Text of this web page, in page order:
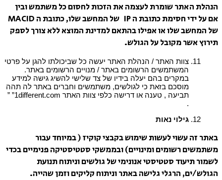
הנהלת האתר שומרת לעצמה את הזכות לחסום כל משתמש ובין
של המחשב שלו או אפילו בהתאם למדינת המוצא ללא צורך לספק
תירוץ אשר מקובל על הגולש.
צוות האתר / הנהלת האתר יעשה כל שביכולתו להגן על פרטי
המשתמשים הרשומים באתר / מנויים הרשומים באתר.
במקרים בהם יעלה בידיו של צד שלישי להשיג גישה למידע
מוסכם בזאת כי לגולשים, משתמשים וחברים באתר לה תהה
תביעה , טענה או דרישה כלפי צוות האתר 1different.com” ”
.
גילוי נאות
באתר זה עשוי לעשות שימוש בקבצי קוקיז ( במיוחד עבור
משתמשים רשומים ומינויים) ובממשקי סטטיסטיקה פנימיים בכדי
לשמור תיעוד סטטיסטי אנונימי של גולשים וניתוח תנועת
הגולש/ים, הרגלי גלישה באתר וניתוח קליקים וזמן שהייה.